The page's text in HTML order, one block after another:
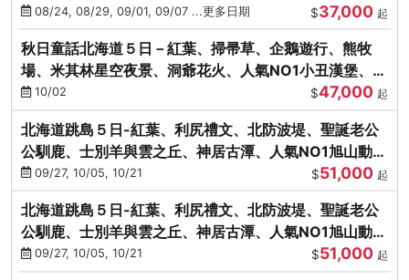
鐵、螃蟹吃到飽
08/24, 08/29, 09/01, 09/07 ...更多日期 $37,000 起
秋日童話北海道５日－紅葉、掃帚草、企鵝遊行、熊牧
場、米其林星空夜景、洞爺花火、人氣NO1小丑漢堡、螃
蟹放題(千/函)
10/02 $47,000 起
北海道跳島５日-紅葉、利尻禮文、北防波堤、聖誕老公
公馴鹿、士別羊與雲之丘、神居古潭、人氣NO1旭山動物
園、海膽涮涮鍋
09/27, 10/05, 10/21 $51,000 起
北海道跳島５日-紅葉、利尻禮文、北防波堤、聖誕老公
公馴鹿、士別羊與雲之丘、神居古潭、人氣NO1旭山動物
園、海膽涮涮鍋
09/27, 10/05, 10/21 $51,000 起